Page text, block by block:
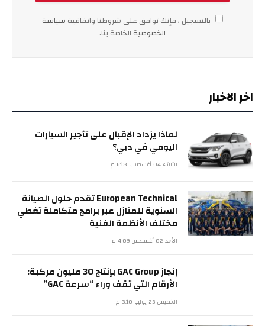
بالتسجيل ، فإنك توافق على شروطنا واتفاقية سياسة
الخصوصية الخاصة بنا.
اخر الاخبار
لماذا يزداد الإقبال على تأجير السيارات
اليومي في دبي؟
الثلاثاء 04 أغسطس 6:18 م
European Technical تقدم حلول الصيانة
السنوية للمنازل عبر برامج متكاملة تغطي
مختلف الأنظمة الفنية
الأحد 02 أغسطس 4:09 م
إنجاز GAC Group بإنتاج 30 مليون مركبة:
الأرقام التي تقف وراء “سرعة GAC”
الخميس 23 يوليو 3:10 م